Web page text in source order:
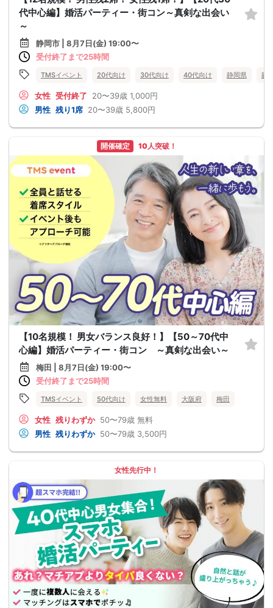
代中心編】婚活パーティー・街コン～真剣な出会い
～
静岡市 | 8月7日(金) 19:00〜
受付終了まで25時間
TMSイベント 20代向け 30代向け 40代向け 静岡県 静
女性 受付終了 20〜39歳 1,000円
男性 残り1席 20〜39歳 5,800円
開催確定 10人突破！
【10名規模！ 男女バランス良好！】【50～70代中
心編】婚活パーティー・街コン ～真剣な出会い～
梅田 | 8月7日(金) 19:00〜
受付終了まで25時間
TMSイベント 50代向け 女性無料 大阪府 梅田
女性 残りわずか 50〜79歳 無料
男性 残りわずか 50〜79歳 3,500円
女性先行中！